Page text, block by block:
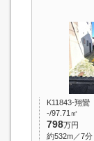
K11843-翔鸞
-/97.71㎡
798万円
約532m／7分